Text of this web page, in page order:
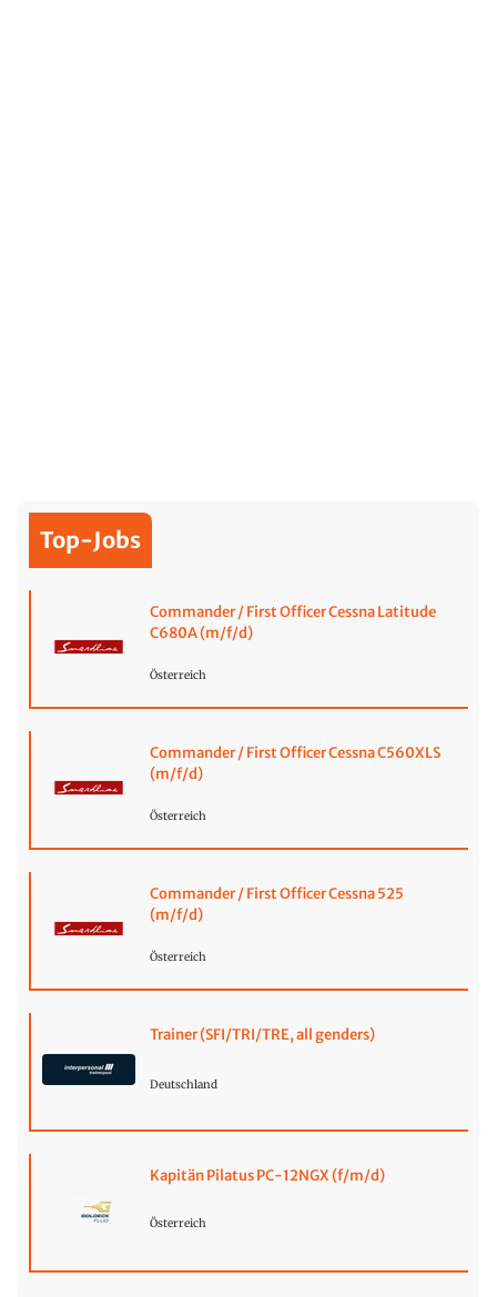
Top-Jobs
Commander / First Officer Cessna Latitude
C680A (m/f/d)
Österreich
Commander / First Officer Cessna C560XLS
(m/f/d)
Österreich
Commander / First Officer Cessna 525
(m/f/d)
Österreich
Trainer (SFI/TRI/TRE, all genders)
Deutschland
Kapitän Pilatus PC-12NGX (f/m/d)
Österreich